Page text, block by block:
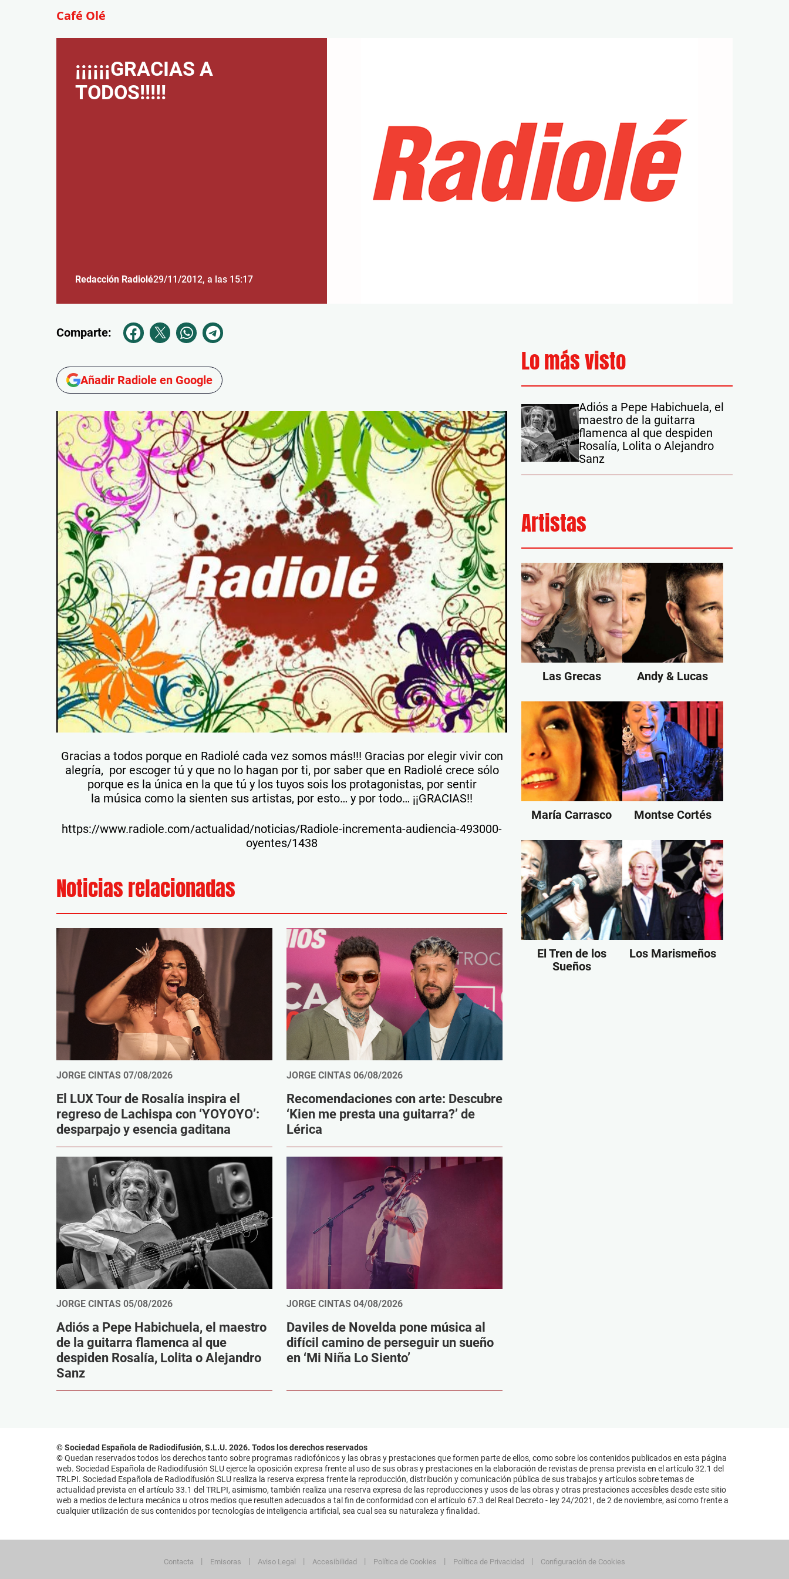
Café Olé
¡¡¡¡¡¡GRACIAS A
TODOS!!!!!
Redacción Radiolé29/11/2012, a las 15:17
Comparte:
Añadir Radiole en Google
Gracias a todos porque en Radiolé cada vez somos más!!! Gracias por elegir vivir con
alegría, por escoger tú y que no lo hagan por ti, por saber que en Radiolé crece sólo
porque es la única en la que tú y los tuyos sois los protagonistas, por sentir
la música como la sienten sus artistas, por esto… y por todo… ¡¡GRACIAS!!
https://www.radiole.com/actualidad/noticias/Radiole-incrementa-audiencia-493000-
oyentes/1438
Noticias relacionadas
JORGE CINTAS 07/08/2026
El LUX Tour de Rosalía inspira el
regreso de Lachispa con ‘YOYOYO’:
desparpajo y esencia gaditana
JORGE CINTAS 06/08/2026
Recomendaciones con arte: Descubre
‘Kien me presta una guitarra?’ de
Lérica
JORGE CINTAS 05/08/2026
Adiós a Pepe Habichuela, el maestro
de la guitarra flamenca al que
despiden Rosalía, Lolita o Alejandro
Sanz
JORGE CINTAS 04/08/2026
Daviles de Novelda pone música al
difícil camino de perseguir un sueño
en ‘Mi Niña Lo Siento’
Lo más visto
Adiós a Pepe Habichuela, el
maestro de la guitarra
flamenca al que despiden
Rosalía, Lolita o Alejandro
Sanz
Artistas
Las Grecas Andy & Lucas
María Carrasco Montse Cortés
El Tren de los
Sueños
Los Marismeños
© Sociedad Española de Radiodifusión, S.L.U. 2026. Todos los derechos reservados
© Quedan reservados todos los derechos tanto sobre programas radiofónicos y las obras y prestaciones que formen parte de ellos, como sobre los contenidos publicados en esta página
web. Sociedad Española de Radiodifusión SLU ejerce la oposición expresa frente al uso de sus obras y prestaciones en la elaboración de revistas de prensa prevista en el artículo 32.1 del
TRLPI. Sociedad Española de Radiodifusión SLU realiza la reserva expresa frente la reproducción, distribución y comunicación pública de sus trabajos y artículos sobre temas de
actualidad prevista en el artículo 33.1 del TRLPI, asimismo, también realiza una reserva expresa de las reproducciones y usos de las obras y otras prestaciones accesibles desde este sitio
web a medios de lectura mecánica u otros medios que resulten adecuados a tal fin de conformidad con el artículo 67.3 del Real Decreto - ley 24/2021, de 2 de noviembre, así como frente a
cualquier utilización de sus contenidos por tecnologías de inteligencia artificial, sea cual sea su naturaleza y finalidad.
Contacta Emisoras Aviso Legal Accesibilidad Política de Cookies Política de Privacidad Configuración de Cookies